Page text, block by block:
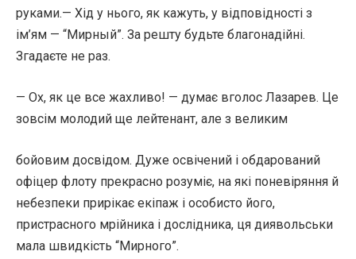
руками.— Хід у нього, як кажуть, у відповідності з
ім’ям — “Мирный”. За решту будьте благонадійні.
Згадаєте не раз.
— Ох, як це все жахливо! — думає вголос Лазарев. Це
зовсім молодий ще лейтенант, але з великим
бойовим досвідом. Дуже освічений і обдарований
офіцер флоту прекрасно розуміє, на які поневіряння й
небезпеки прирікає екіпаж і особисто його,
пристрасного мрійника і дослідника, ця диявольськи
мала швидкість “Мирного”.